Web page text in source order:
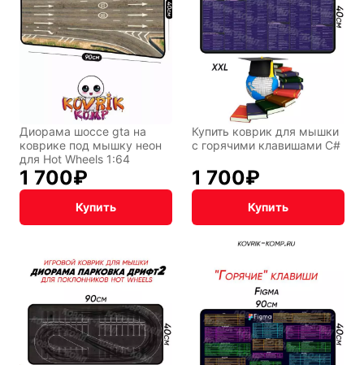
Диорама шоссе gta на
коврике под мышку неон
для Hot Wheels 1:64
1 700₽
Купить
Купить коврик для мышки
с горячими клавишами C#
1 700₽
Купить